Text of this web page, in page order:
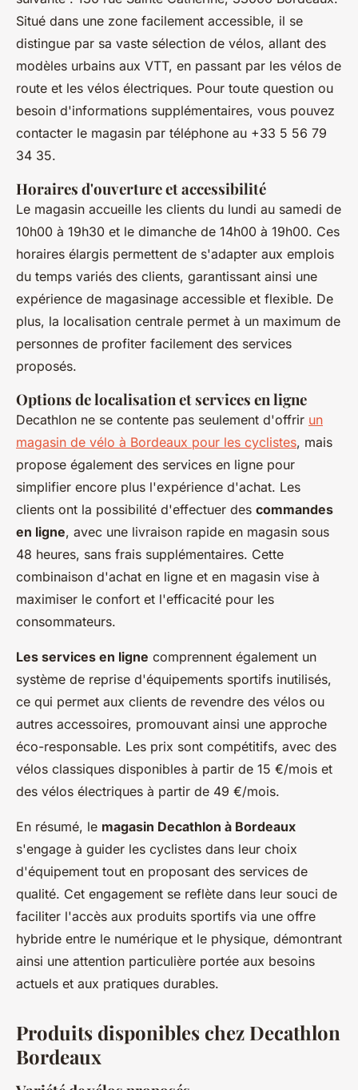
Situé dans une zone facilement accessible, il se
distingue par sa vaste sélection de vélos, allant des
modèles urbains aux VTT, en passant par les vélos de
route et les vélos électriques. Pour toute question ou
besoin d'informations supplémentaires, vous pouvez
contacter le magasin par téléphone au +33 5 56 79
34 35.
Horaires d'ouverture et accessibilité
Le magasin accueille les clients du lundi au samedi de
10h00 à 19h30 et le dimanche de 14h00 à 19h00. Ces
horaires élargis permettent de s'adapter aux emplois
du temps variés des clients, garantissant ainsi une
expérience de magasinage accessible et flexible. De
plus, la localisation centrale permet à un maximum de
personnes de profiter facilement des services
proposés.
Options de localisation et services en ligne
Decathlon ne se contente pas seulement d'offrir un
magasin de vélo à Bordeaux pour les cyclistes, mais
propose également des services en ligne pour
simplifier encore plus l'expérience d'achat. Les
clients ont la possibilité d'effectuer des commandes
en ligne, avec une livraison rapide en magasin sous
48 heures, sans frais supplémentaires. Cette
combinaison d'achat en ligne et en magasin vise à
maximiser le confort et l'efficacité pour les
consommateurs.
Les services en ligne comprennent également un
système de reprise d'équipements sportifs inutilisés,
ce qui permet aux clients de revendre des vélos ou
autres accessoires, promouvant ainsi une approche
éco-responsable. Les prix sont compétitifs, avec des
vélos classiques disponibles à partir de 15 €/mois et
des vélos électriques à partir de 49 €/mois.
En résumé, le magasin Decathlon à Bordeaux
s'engage à guider les cyclistes dans leur choix
d'équipement tout en proposant des services de
qualité. Cet engagement se reflète dans leur souci de
faciliter l'accès aux produits sportifs via une offre
hybride entre le numérique et le physique, démontrant
ainsi une attention particulière portée aux besoins
actuels et aux pratiques durables.
Produits disponibles chez Decathlon
Bordeaux